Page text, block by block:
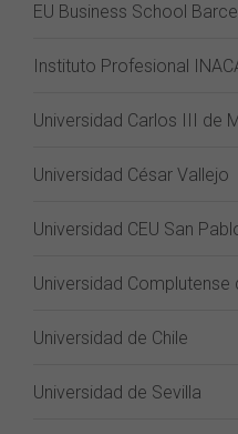
EU Business School
Instituto Profesional
Universidad Carlos III de
Universidad César Vallejo
Universidad CEU San
Universidad Complutense
Universidad de Chile
Universidad de Sevilla